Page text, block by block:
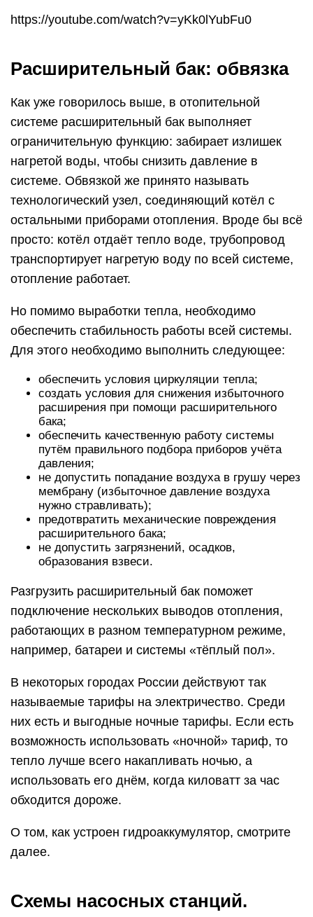
https://youtube.com/watch?v=yKk0lYubFu0
Расширительный бак: обвязка
Как уже говорилось выше, в отопительной
системе расширительный бак выполняет
ограничительную функцию: забирает излишек
нагретой воды, чтобы снизить давление в
системе. Обвязкой же принято называть
технологический узел, соединяющий котёл с
остальными приборами отопления. Вроде бы всё
просто: котёл отдаёт тепло воде, трубопровод
транспортирует нагретую воду по всей системе,
отопление работает.
Но помимо выработки тепла, необходимо
обеспечить стабильность работы всей системы.
Для этого необходимо выполнить следующее:
обеспечить условия циркуляции тепла;
создать условия для снижения избыточного
расширения при помощи расширительного
бака;
обеспечить качественную работу системы
путём правильного подбора приборов учёта
давления;
не допустить попадание воздуха в грушу через
мембрану (избыточное давление воздуха
нужно стравливать);
предотвратить механические повреждения
расширительного бака;
не допустить загрязнений, осадков,
образования взвеси.
Разгрузить расширительный бак поможет
подключение нескольких выводов отопления,
работающих в разном температурном режиме,
например, батареи и системы «тёплый пол».
В некоторых городах России действуют так
называемые тарифы на электричество. Среди
них есть и выгодные ночные тарифы. Если есть
возможность использовать «ночной» тариф, то
тепло лучше всего накапливать ночью, а
использовать его днём, когда киловатт за час
обходится дороже.
О том, как устроен гидроаккумулятор, смотрите
далее.
Схемы насосных станций.